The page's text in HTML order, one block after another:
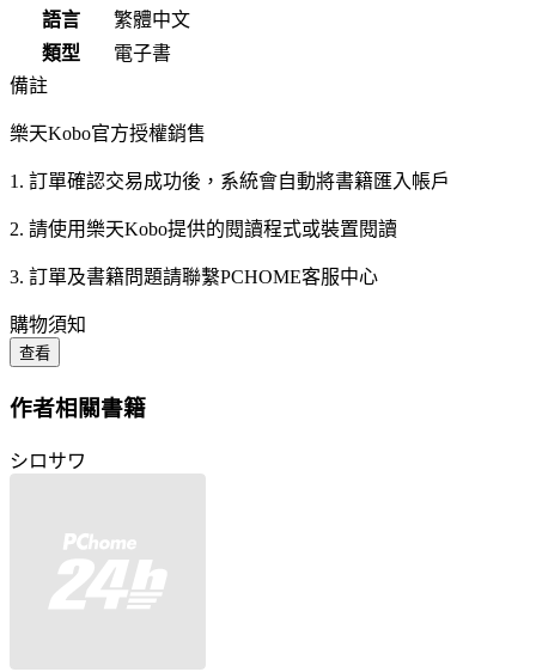
語言
繁體中文
類型
電子書
備註
樂天Kobo官方授權銷售
1. 訂單確認交易成功後，系統會自動將書籍匯入帳戶
2. 請使用樂天Kobo提供的閱讀程式或裝置閱讀
3. 訂單及書籍問題請聯繫PCHOME客服中心
購物須知
查看
作者相關書籍
シロサワ